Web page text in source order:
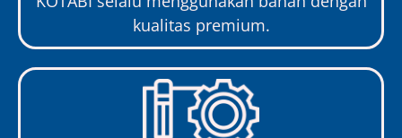
kualitas premium.